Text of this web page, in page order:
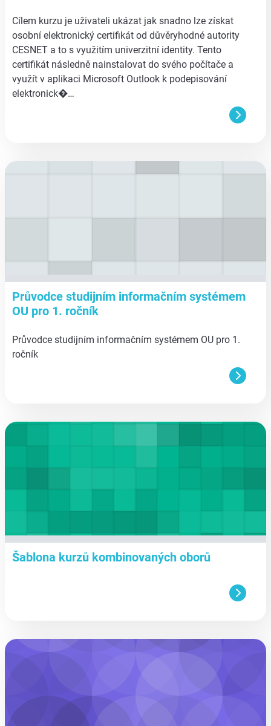
Cílem kurzu je uživateli ukázat jak snadno lze získat
osobní elektronický certifikát od důvěryhodné autority
CESNET a to s využitím univerzitní identity. Tento
certifikát následně nainstalovat do svého počítače a
využít v aplikaci Microsoft Outlook k podepisování
elektronick�…
aa
Průvodce studijním informačním systémem
OU pro 1. ročník
Průvodce studijním informačním systémem OU pro 1.
ročník
aa
Šablona kurzů kombinovaných oborů
aa